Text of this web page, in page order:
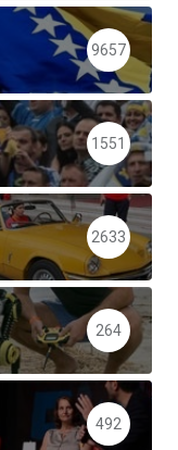
9657
1551
2633
264
492